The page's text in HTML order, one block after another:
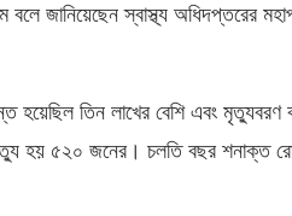
জানিয়েছেন স্বাস্থ্য অধিদপ্তরের
হয়েছিল তিন লাখের বেশি এবং
হয় ৫২০ জনের। চলতি বছর শনাক্ত